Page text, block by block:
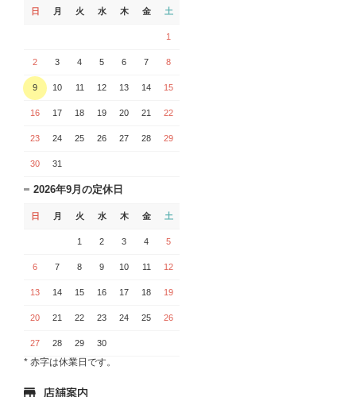
日 月 火 水 木 金 土
1
2 3 4 5 6 7 8
9 10 11 12 13 14 15
16 17 18 19 20 21 22
23 24 25 26 27 28 29
30 31
2026年9月の定休日
日 月 火 水 木 金 土
1 2 3 4 5
6 7 8 9 10 11 12
13 14 15 16 17 18 19
20 21 22 23 24 25 26
27 28 29 30
* 赤字は休業日です。